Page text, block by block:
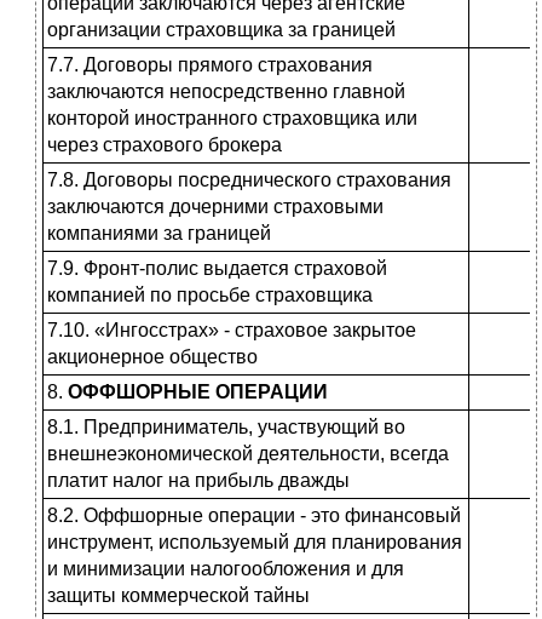
организации страховщика за границей
7.7. Договоры прямого страхования
заключаются непосредственно глав­ной
конторой иностранного страхов­щика или
через страхового брокера
7.8. Договоры посреднического страхования
заключаются дочер­ними страховыми
компаниями за границей
7.9. Фронт-полис выдается страхо­вой
компанией по просьбе страхов­щика
7.10. «Ингосстрах» - страховое за­крытое
акционерное общество
8. ОФФШОРНЫЕ ОПЕРАЦИИ
8.1. Предприниматель, участвующий во
внешнеэкономической деятельно­сти, всегда
платит налог на прибыль дважды
8.2. Оффшорные операции - это фи­нансовый
инструмент, используе­мый для планирования
и минимиза­ции налогообложения и для
защиты коммерческой тайны